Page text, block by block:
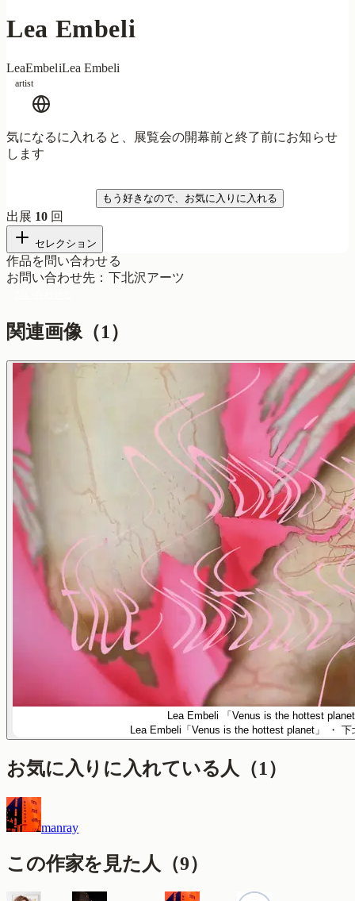
Lea Embeli
LeaEmbeliLea Embeli
artist
気になるに入れると、展覧会の開幕前と終了前にお知らせ
します
もう好きなので、お気に入りに入れる
出展 10 回
セレクション
作品を問い合わせる
お問い合わせ先 ： 下北沢アーツ
関連画像（1）
Lea Embeli 「Venus is the hottest
Lea Embeli「Venus is the hottest planet」
・
お気に入りに入れている人 （1）
manray
この作家を見た人 （9）